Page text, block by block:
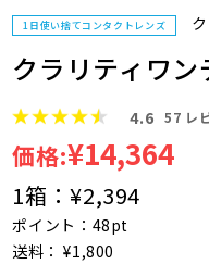
1日使い捨てコンタクトレンズ
クラリティワ
4.6 57 レ
価格:¥14,364
1箱：¥2,394
ポイント：48pt
送料： ¥1,800